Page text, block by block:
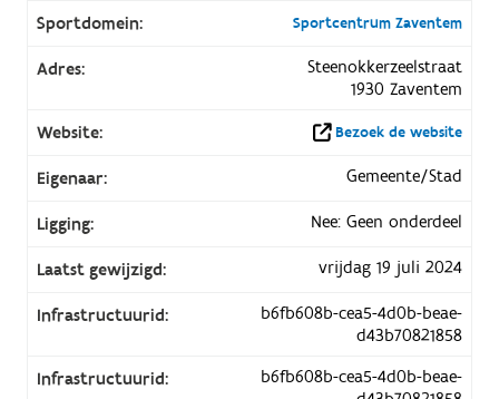
Sportdomein: Sportcentrum Zaventem
Adres:
Steenokkerzeelstraat
1930 Zaventem
Website:
Bezoek de website
Eigenaar: Gemeente/Stad
Ligging: Nee: Geen onderdeel
Laatst gewijzigd: vrijdag 19 juli 2024
Infrastructuurid:
b6fb608b-cea5-4d0b-beae-
d43b70821858
Infrastructuurid:
b6fb608b-cea5-4d0b-beae-